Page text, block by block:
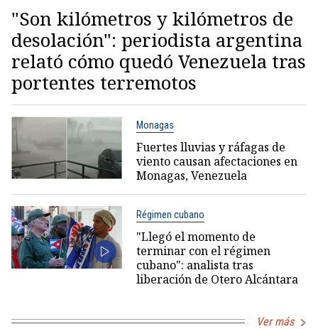
"Son kilómetros y kilómetros de
desolación": periodista argentina
relató cómo quedó Venezuela tras
portentes terremotos
Monagas
Fuertes lluvias y ráfagas de
viento causan afectaciones en
Monagas, Venezuela
Régimen cubano
"Llegó el momento de
terminar con el régimen
cubano": analista tras
liberación de Otero Alcántara
Ver más